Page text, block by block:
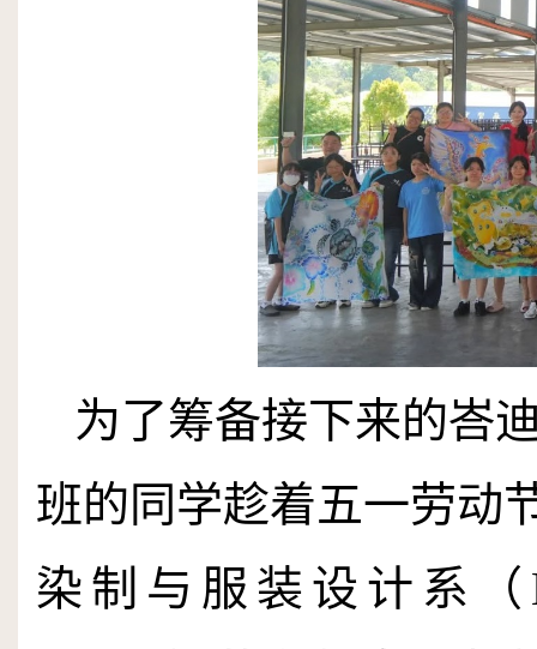
为了筹备接下来的峇
班的同学趁着五一劳动
染制与服装设计系